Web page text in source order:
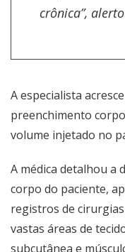
crônica”,
A especialista
preenchimento
volume injetado no
A médica detalhou a
corpo do paciente,
registros de
vastas áreas de
subcutânea e